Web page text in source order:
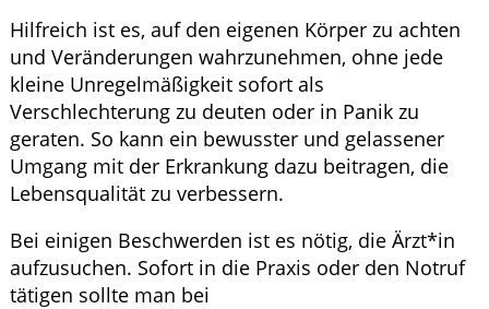
Hilfreich ist es, auf den eigenen Körper zu achten
und Veränderungen wahrzunehmen, ohne jede
kleine Unregelmäßigkeit sofort als
Verschlechterung zu deuten oder in Panik zu
geraten. So kann ein bewusster und gelassener
Umgang mit der Erkrankung dazu beitragen, die
Lebensqualität zu verbessern.
Bei einigen Beschwerden ist es nötig, die Ärzt*in
aufzusuchen. Sofort in die Praxis oder den Notruf
tätigen sollte man bei